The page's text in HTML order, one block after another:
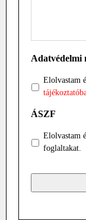
Adatvédelmi
Elolvastam
ÁSZF
Elolvastam
foglaltakat.